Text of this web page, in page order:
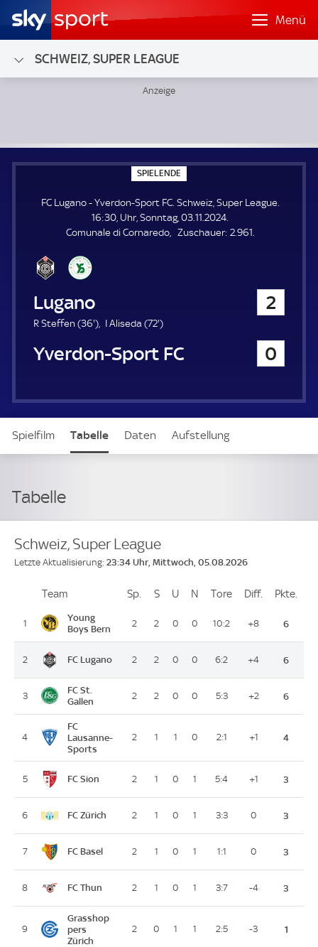
Menü
SCHWEIZ, SUPER LEAGUE
SPIELENDE
P
E
L
E
N
FC Lugano - Yverdon-Sport FC. Schweiz, Super League.
16:30, Uhr, Sonntag, 03.11.2024.
Comunale di Cornaredo
Zuschauer: Z
2.961.
FC Lugano 2
R Steffen (36'3
.
e
) I Aliseda (72'7
)
Yverdon-Sport FC 0
Spielfilm Tabelle Daten Aufstellung
Tabelle
Schweiz, Super League
Letzte Aktualisierung: 23:34 Uhr, Mittwoch, 05.08.2026
PlatzTeam Sp. Spiele
SSiege
U Unentschieden
N Niederlagen
Tore ToreDiff. Differenz
Pkte.
1
Young
Boys Bern
2 2 0 0 10:2 +8 6
2 FC Lugano 2 2 0 0 6:2 +4 6
3
FC St.
Gallen
2 2 0 0 5:3 +2 6
4
FC
Lausanne-
Sports
2 1 1 0 2:1 +1 4
5 FC Sion 2 1 0 1 5:4 +1 3
6 FC Zürich 2 1 0 1 3:3 0 3
7 FC Basel 2 1 0 1 1:1 0 3
8 FC Thun 2 1 0 1 3:7 -4 3
9
Grasshop
pers
Zürich
2 0 1 1 2:5 -3 1